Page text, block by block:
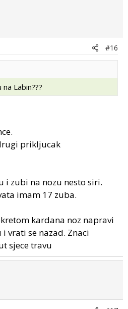
#16
Labin???
prikljucak
i zubi na nozu nesto siri.
imam 17 zuba.
kardana noz napravi
vrati se nazad. Znaci
sjece travu